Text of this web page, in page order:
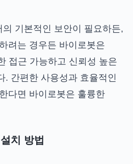
기본적인 보안이 필요하든,
려는 경우든 바이로봇은
접근 가능하고 신뢰성 높은
. 간편한 사용성과 효율적인
다면 바이로봇은 훌륭한
설치 방법